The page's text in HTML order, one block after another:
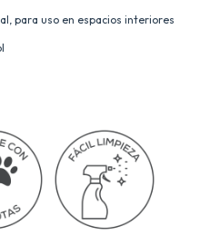
para uso en espacios interiores